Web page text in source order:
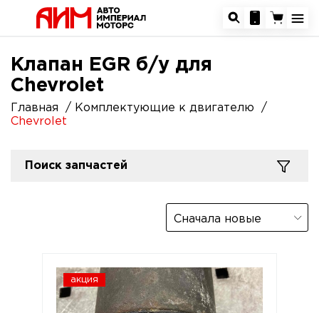
Клапан EGR б/у для
Chevrolet
Главная
Комплектующие к двигателю
Chevrolet
Поиск запчастей
Сначала новые
акция